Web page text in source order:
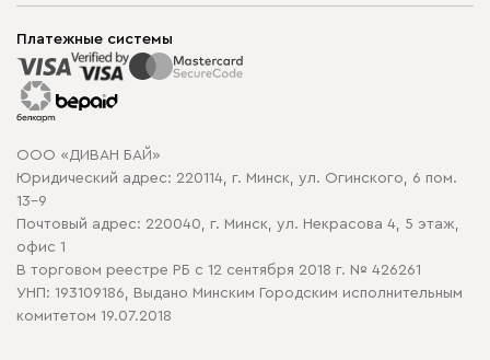
Способы оплаты
Рассрочка и кредит
Гарантия
Карта сайта
Политика конфиденциальности
Политика в отношении обработки cookie
Корпусная мебель
Распродажа мебели
Платежные системы
ООО «ДИВАН БАЙ»
Юридический адрес: 220114, г. Минск, ул. Огинского, 6 пом.
13-9
Почтовый адрес: 220040, г. Минск, ул. Некрасова 4, 5 этаж,
офис 1
В торговом реестре РБ с 12 сентября 2018 г. № 426261
УНП: 193109186, Выдано Минским Городским исполнительным
комитетом 19.07.2018